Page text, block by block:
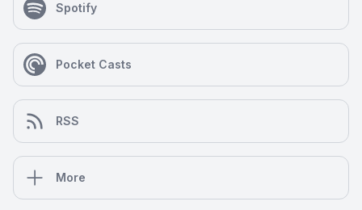
Spotify
Pocket Casts
RSS
More